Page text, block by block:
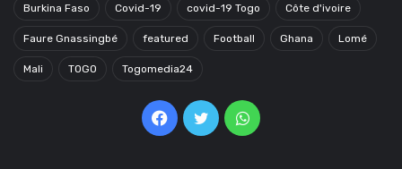
Burkina Faso Covid-19 covid-19 Togo Côte d'ivoire
Faure Gnassingbé featured Football Ghana Lomé
Mali TOGO Togomedia24
Facebook
TwitterWhatsApp